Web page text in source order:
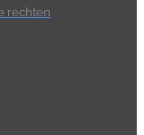
rechten